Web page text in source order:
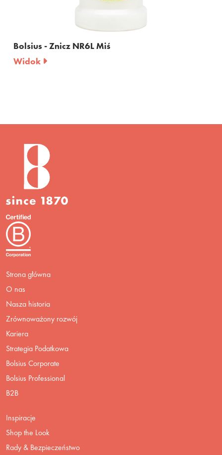
Znicz NR6L Miś
Strona główna
O nas
Nasza historia
Zrównoważony rozwój
Kariera
Strategia Podatkowa
Bolsius Corporate
Bolsius Professional
B2B
Inspiracje
Shop the Look
Rady & Bezpieczeństwo